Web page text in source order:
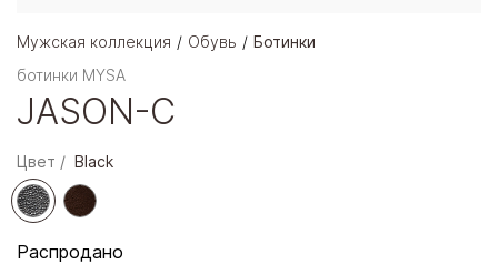
Мужская коллекция Обувь
Ботинки
ботинки MYSA
JASON-C
Цвет Black
Распродано